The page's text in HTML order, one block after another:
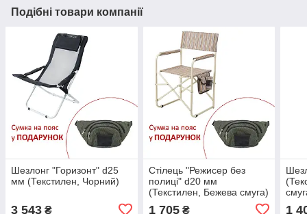
Подібні товари компанії
Шезлонг "Горизонт" d25
мм (Текстилен, Чорний)
3 543 ₴
Стілець "Режисер без
полиці" d20 мм
(Текстилен, Бежева смуга)
1 705₴ 1